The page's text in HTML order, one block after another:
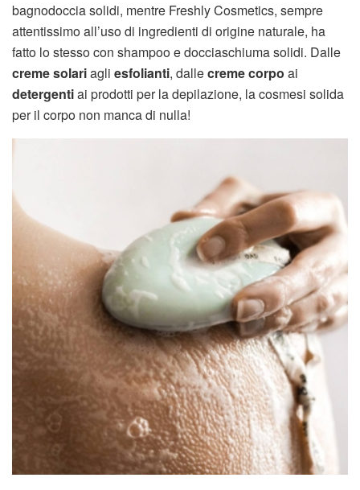
bagnodoccia solidi, mentre Freshly Cosmetics, sempre
attentissimo all’uso di ingredienti di origine naturale, ha
fatto lo stesso con shampoo e docciaschiuma solidi. Dalle
creme solariagli esfolianti, dallecreme corpo ai
detergentiai prodotti per la depilazione, la cosmesi solida
per il corpo non manca di nulla!